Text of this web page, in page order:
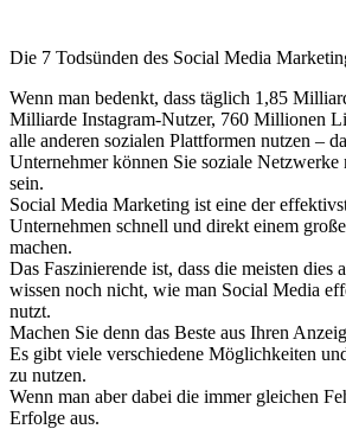
Die 7 Todsünden des Social Media
Wenn man bedenkt, dass täglich 1,85
Milliarde Instagram-Nutzer, 760 Millionen
alle anderen sozialen Plattformen nutzen –
Unternehmer können Sie soziale Netzwerke
sein.
Social Media Marketing ist eine der
Unternehmen schnell und direkt einem
machen.
Das Faszinierende ist, dass die meisten dies
wissen noch nicht, wie man Social Media
nutzt.
Machen Sie denn das Beste aus Ihren
Es gibt viele verschiedene Möglichkeiten
zu nutzen.
Wenn man aber dabei die immer gleichen
Erfolge aus.